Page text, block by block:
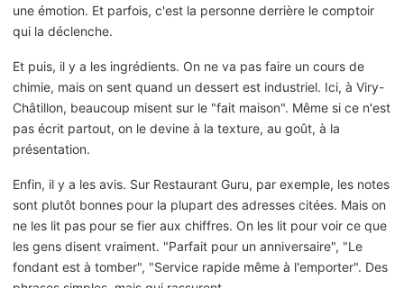
une émotion. Et parfois, c'est la personne derrière le comptoir
qui la déclenche.
Et puis, il y a les ingrédients. On ne va pas faire un cours de
chimie, mais on sent quand un dessert est industriel. Ici, à Viry-
Châtillon, beaucoup misent sur le "fait maison". Même si ce n'est
pas écrit partout, on le devine à la texture, au goût, à la
présentation.
Enfin, il y a les avis. Sur Restaurant Guru, par exemple, les notes
sont plutôt bonnes pour la plupart des adresses citées. Mais on
ne les lit pas pour se fier aux chiffres. On les lit pour voir ce que
les gens disent vraiment. "Parfait pour un anniversaire", "Le
fondant est à tomber", "Service rapide même à l'emporter". Des